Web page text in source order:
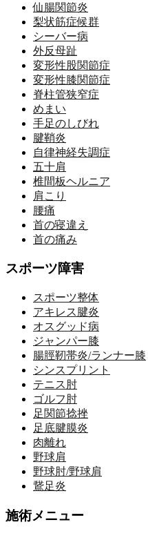
仙腸関節炎
梨状筋症候群
シーバー病
外反母趾
変形性股関節症
変形性膝関節症
脊柱管狭窄症
めまい
手足のしびれ
腱鞘炎
自律神経失調症
五十肩
椎間板ヘルニア
肩こり
腰痛
首の寝違え
首の痛み
スポーツ障害
スポーツ整体
アキレス腱炎
オスグッド病
ジャンパー膝
腸脛靭帯炎/ランナー膝
シンスプリント
テニス肘
ゴルフ肘
足関節捻挫
足底腱膜炎
肉離れ
野球肩
野球肘/野球肩
鵞足炎
施術メニュー